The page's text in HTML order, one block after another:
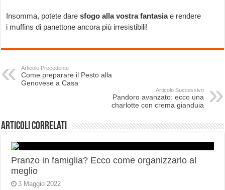
Insomma, potete daresfogo alla vostra fantasiae rendere
i muffins di panettone ancora più irresistibili!
Articolo Precedente
Come preparare il Pesto alla
Genovese a Casa
Articolo Successivo
Pandoro avanzato: ecco una
charlotte con crema gianduia
Articoli correlati
Pranzo in famiglia? Ecco come organizzarlo al
meglio
3 Maggio 2022